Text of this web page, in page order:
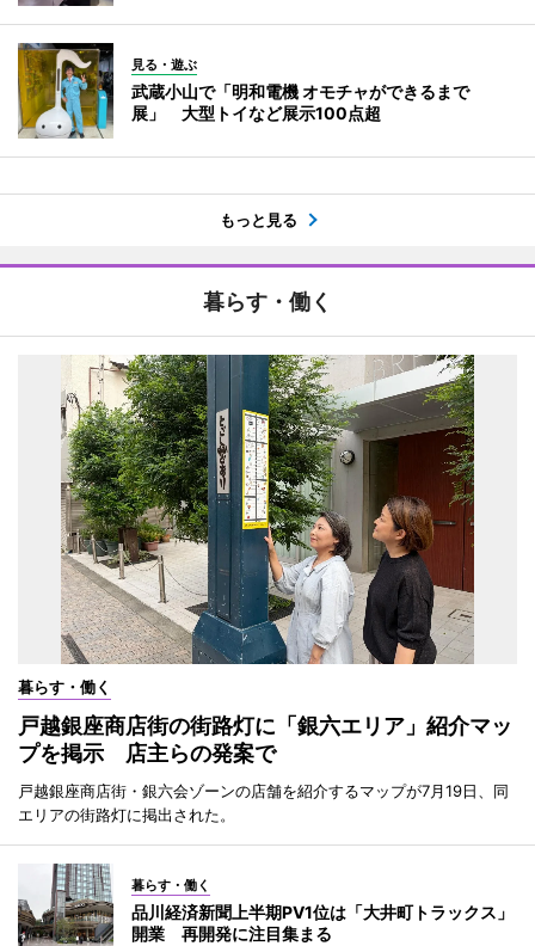
見る・遊ぶ
武蔵小山で「明和電機 オモチャができるまで
展」 大型トイなど展示100点超
もっと見る
暮らす・働く
暮らす・働く
戸越銀座商店街の街路灯に「銀六エリア」紹介マッ
プを掲示 店主らの発案で
戸越銀座商店街・銀六会ゾーンの店舗を紹介するマップが7月19日、同
エリアの街路灯に掲出された。
暮らす・働く
品川経済新聞上半期PV1位は「大井町トラックス」
開業 再開発に注目集まる